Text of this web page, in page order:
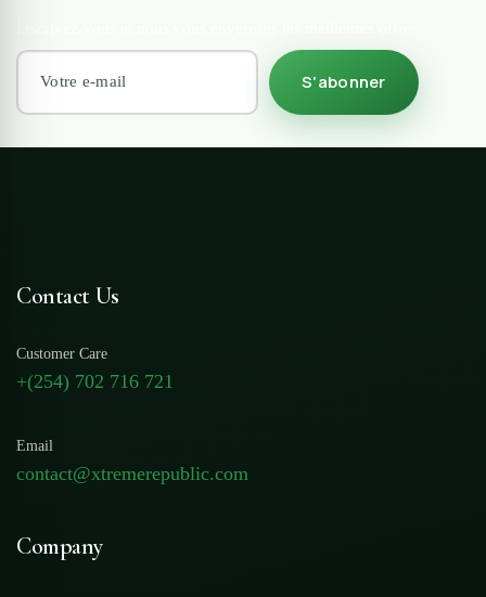
S'abonner
Contact Us
Customer Care
+(254) 702 716 721
Email
contact@xtremerepublic.com
Company